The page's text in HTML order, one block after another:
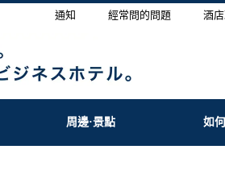
通知 經常問的問題 酒
周邊·景點 如